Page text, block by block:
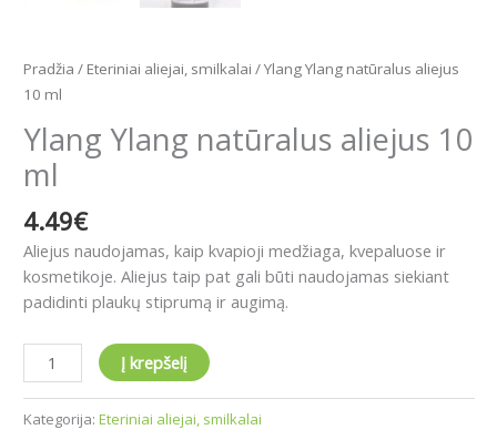
Pradžia / Eteriniai aliejai, smilkalai / Ylang Ylang natūralus aliejus
10 ml
Ylang Ylang natūralus aliejus 10
ml
4.49€
Aliejus naudojamas, kaip kvapioji medžiaga, kvepaluose ir
kosmetikoje. Aliejus taip pat gali būti naudojamas siekiant
padidinti plaukų stiprumą ir augimą.
Į krepšelį
Kategorija: Eteriniai aliejai, smilkalai